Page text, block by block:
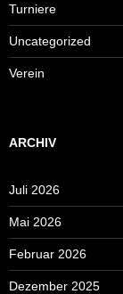
Turniere
Uncategorized
Verein
ARCHIV
Juli 2026
Mai 2026
Februar 2026
Dezember 2025